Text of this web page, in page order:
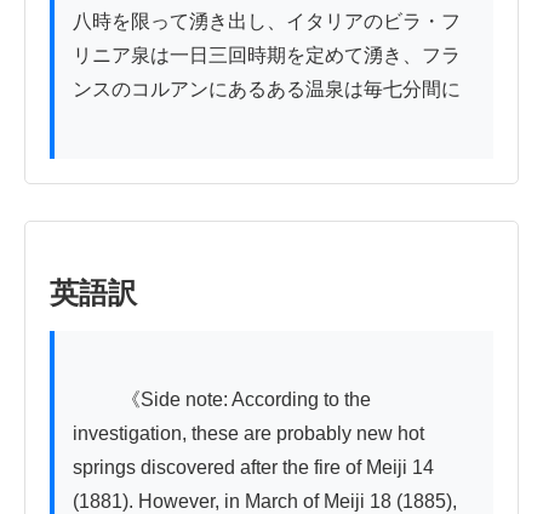
八時を限って湧き出し、イタリアのビラ・フ
リニア泉は一日三回時期を定めて湧き、フラ
ンスのコルアンにあるある温泉は毎七分間に
英語訳
investigation, these are probably new hot
springs discovered after the fire of Meiji 14
(1881). However, in March of Meiji 18 (1885),